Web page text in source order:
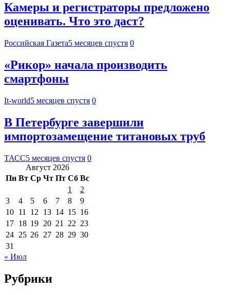
Камеры и регистраторы предложено
оценивать. Что это даст?
Российская Газета5 месяцев спустя 0
«Рикор» начала производить
смартфоны
It-world5 месяцев спустя 0
В Петербурге завершили
импортозамещение титановых труб
ТАСС5 месяцев спустя 0
Август 2026
Пн Вт Ср Чт Пт Сб Вс
1
2
3
4 5 6 7 8
9
10 11 12 13 14 15 16
17 18 19 20 21 22 23
24 25 26 27 28 29 30
31
« Июл
Рубрики